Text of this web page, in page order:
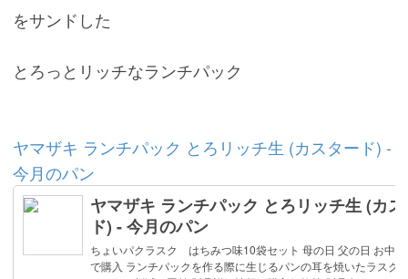
をサンドした
とろっとリッチなランチパック
ヤマザキ ランチパック とろリッチ生 (カスタード) -
今月のパン